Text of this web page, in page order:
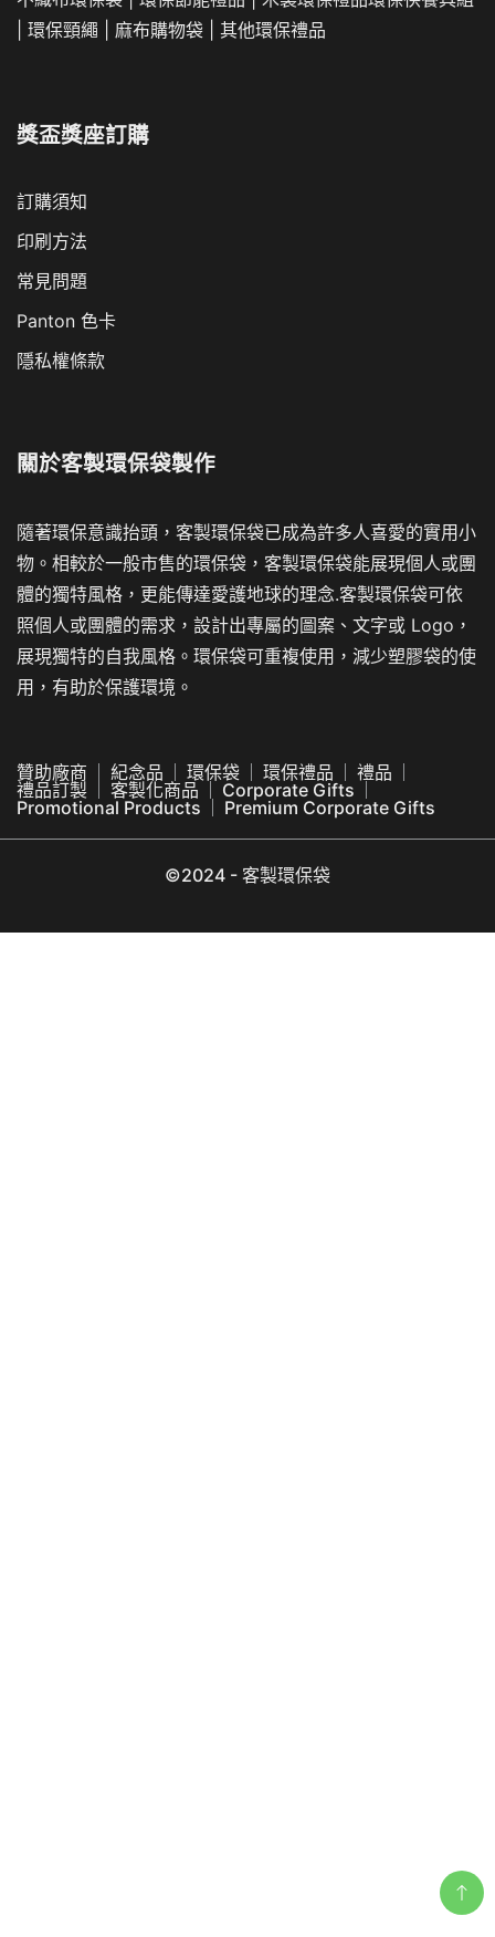
環保頸繩 麻布購物袋 其他環保禮品
獎盃獎座訂購
訂購須知
印刷方法
常見問題
Panton 色卡
隱私權條款
關於客製環保袋製作
隨著環保意識抬頭，客製環保袋已成為許多人喜愛的實用小
物。相較於一般市售的環保袋，客製環保袋能展現個人或團
體的獨特風格，更能傳達愛護地球的理念.客製環保袋可依
照個人或團體的需求，設計出專屬的圖案、文字或 Logo，
展現獨特的自我風格。環保袋可重複使用，減少塑膠袋的使
用，有助於保護環境。
贊助廠商 紀念品 環保袋 環保禮品
禮品
禮品訂製
客製化商品
Corporate Gifts
Promotional Products
Premium Corporate Gifts
©2024 - 客製環保袋